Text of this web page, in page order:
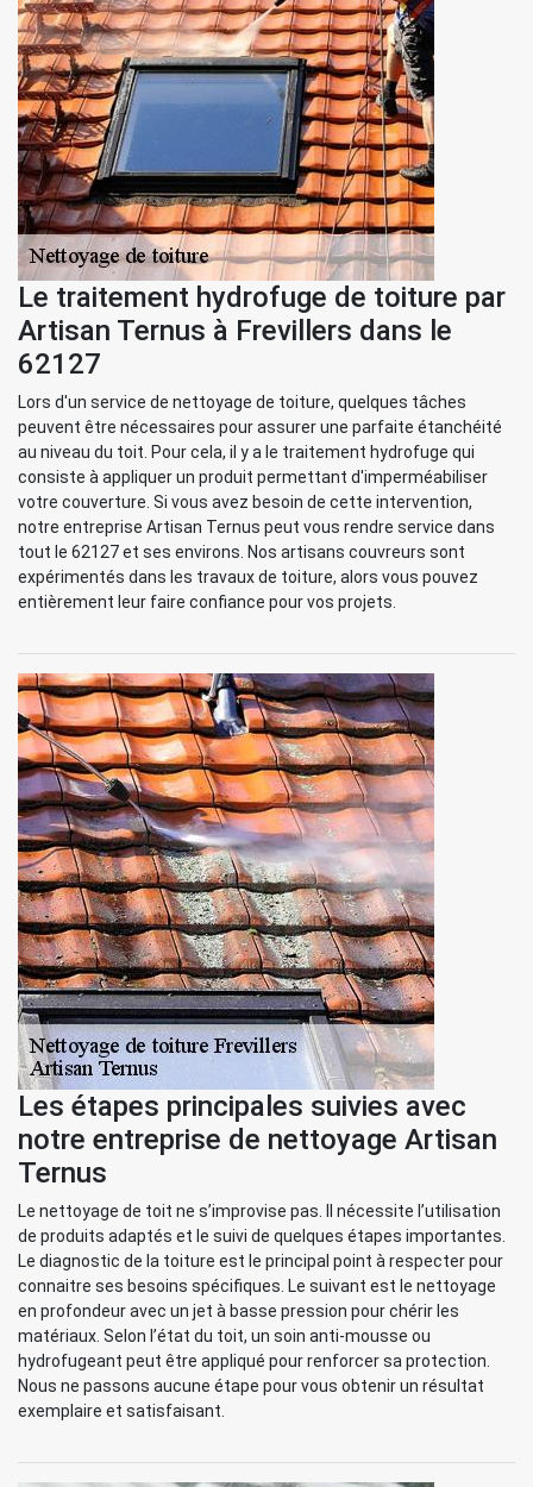
Le traitement hydrofuge de toiture par
Artisan Ternus à Frevillers dans le
62127
Lors d'un service de nettoyage de toiture, quelques tâches
peuvent être nécessaires pour assurer une parfaite étanchéité
au niveau du toit. Pour cela, il y a le traitement hydrofuge qui
consiste à appliquer un produit permettant d'imperméabiliser
votre couverture. Si vous avez besoin de cette intervention,
notre entreprise Artisan Ternus peut vous rendre service dans
tout le 62127 et ses environs. Nos artisans couvreurs sont
expérimentés dans les travaux de toiture, alors vous pouvez
entièrement leur faire confiance pour vos projets.
Les étapes principales suivies avec
notre entreprise de nettoyage Artisan
Ternus
Le nettoyage de toit ne s’improvise pas. Il nécessite l’utilisation
de produits adaptés et le suivi de quelques étapes importantes.
Le diagnostic de la toiture est le principal point à respecter pour
connaitre ses besoins spécifiques. Le suivant est le nettoyage
en profondeur avec un jet à basse pression pour chérir les
matériaux. Selon l’état du toit, un soin anti-mousse ou
hydrofugeant peut être appliqué pour renforcer sa protection.
Nous ne passons aucune étape pour vous obtenir un résultat
exemplaire et satisfaisant.